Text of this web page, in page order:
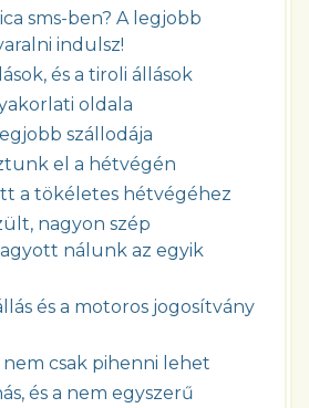
sms-ben? A legjobb
indulsz!
és a tiroli állások
oldala
szállodája
el a hétvégén
a tökéletes hétvégéhez
nagyon szép
nálunk az egyik
és a motoros jogosítvány
nem csak pihenni lehet
és a nem egyszerű